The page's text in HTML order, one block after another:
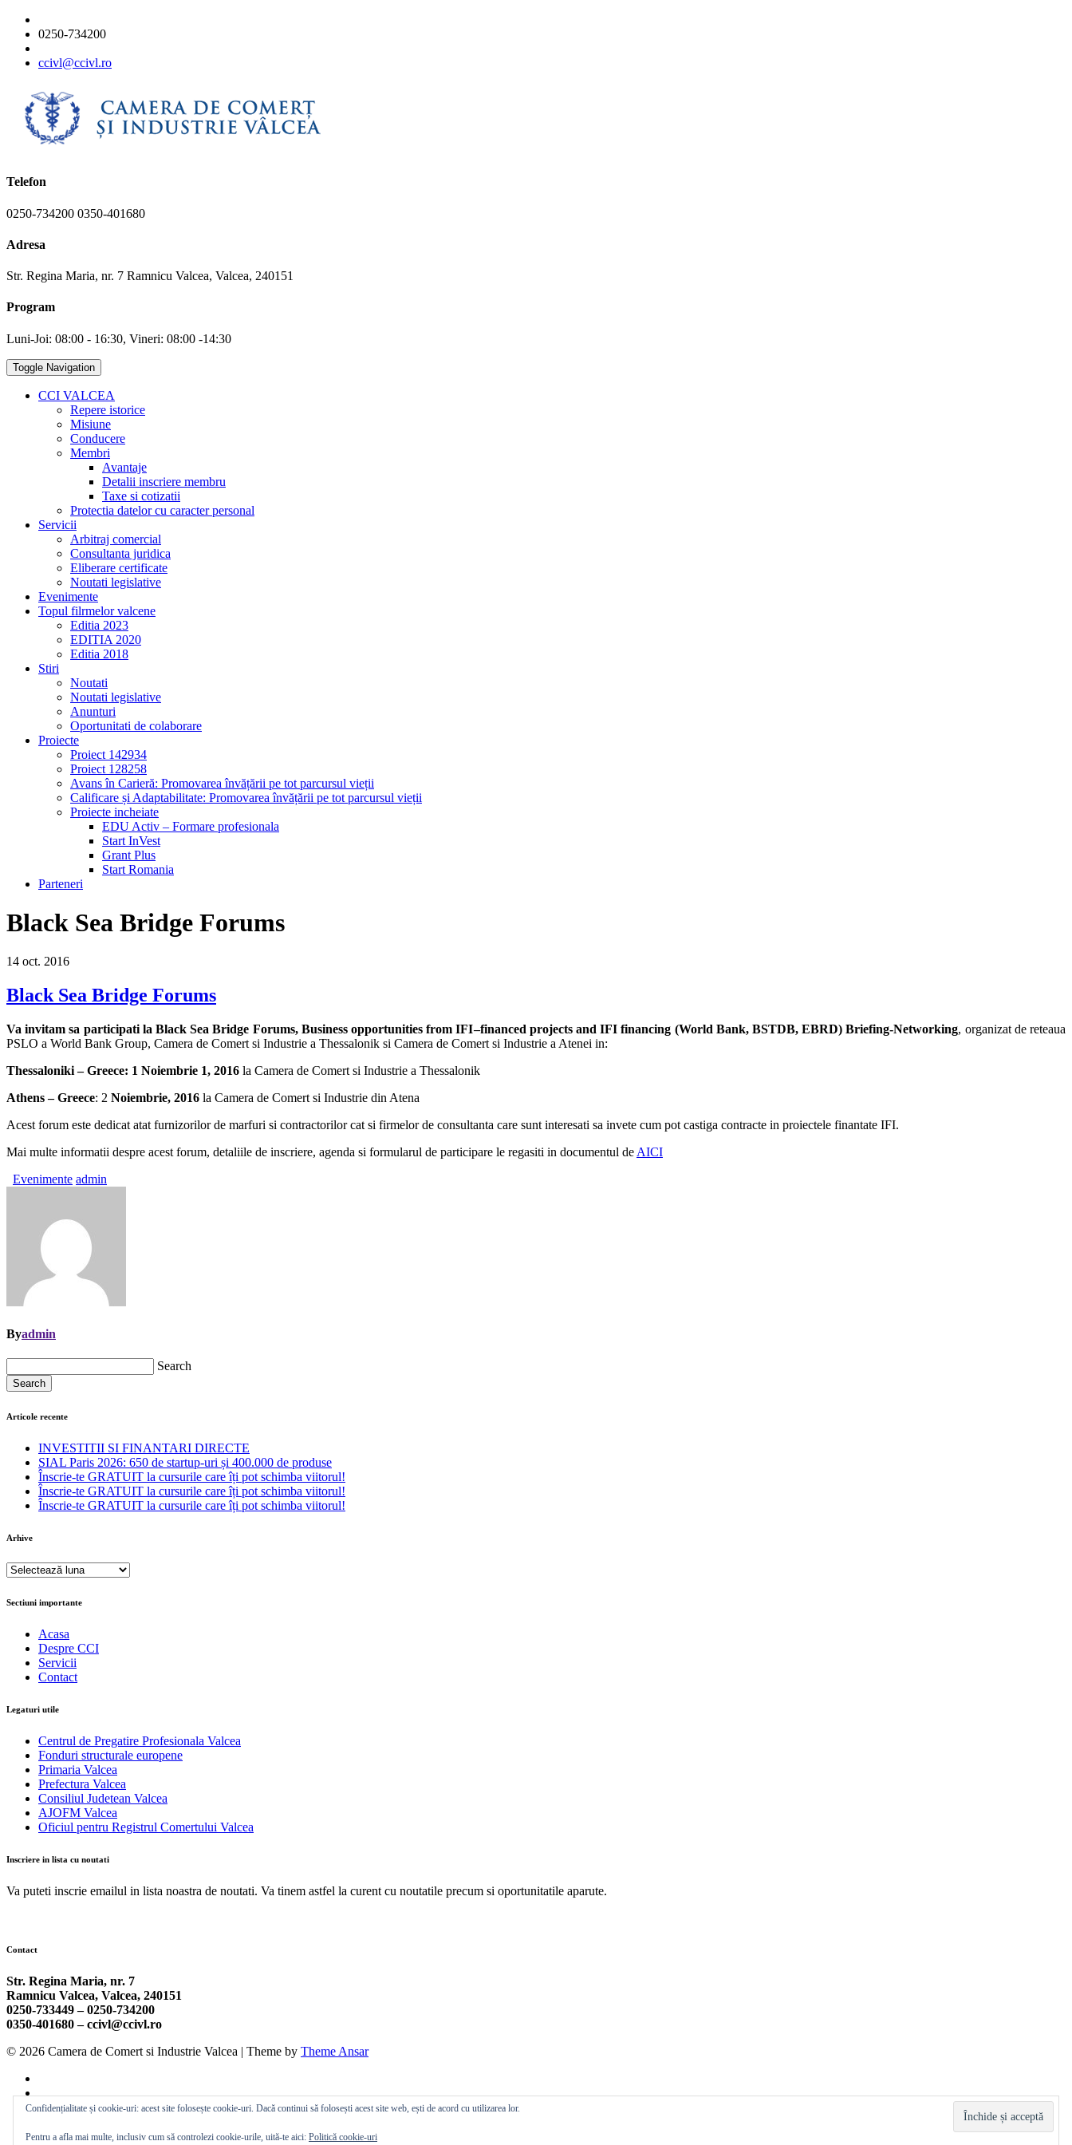
0250-734200
ccivl@ccivl.ro
Telefon
0250-734200 0350-401680
Adresa
Str. Regina Maria, nr. 7 Ramnicu Valcea, Valcea, 240151
Program
Luni-Joi: 08:00 - 16:30, Vineri: 08:00 -14:30
Toggle Navigation
CCI VALCEA
Repere istorice
Misiune
Conducere
Membri
Avantaje
Detalii inscriere membru
Taxe si cotizatii
Protectia datelor cu caracter personal
Servicii
Arbitraj comercial
Consultanta juridica
Eliberare certificate
Noutati legislative
Evenimente
Topul filrmelor valcene
Editia 2023
EDITIA 2020
Editia 2018
Stiri
Noutati
Noutati legislative
Anunturi
Oportunitati de colaborare
Proiecte
Proiect 142934
Proiect 128258
Avans în Carieră: Promovarea învățării pe tot parcursul vieții
Calificare și Adaptabilitate: Promovarea învățării pe tot parcursul vieții
Proiecte incheiate
EDU Activ – Formare profesionala
Start InVest
Grant Plus
Start Romania
Parteneri
Black Sea Bridge Forums
14 oct. 2016
Black Sea Bridge Forums
Va invitam sa participati la Black Sea Bridge Forums, Business opportunities from IFI–financed projects and IFI financing (World Bank, BSTDB, EBRD) Briefing-Networking, organizat de reteaua
PSLO a World Bank Group, Camera de Comert si Industrie a Thessalonik si Camera de Comert si Industrie a Atenei in:
Thessaloniki – Greece: 1 Noiembrie 1, 2016 la Camera de Comert si Industrie a Thessalonik
Athens – Greece: 2 Noiembrie, 2016 la Camera de Comert si Industrie din Atena
Acest forum este dedicat atat furnizorilor de marfuri si contractorilor cat si firmelor de consultanta care sunt interesati sa invete cum pot castiga contracte in proiectele finantate IFI.
Mai multe informatii despre acest forum, detaliile de inscriere, agenda si formularul de participare le regasiti in documentul de AICI
Evenimente admin
Byadmin
Search
Search
Articole recente
INVESTITII SI FINANTARI DIRECTE
SIAL Paris 2026: 650 de startup-uri și 400.000 de produse
Înscrie-te GRATUIT la cursurile care îți pot schimba viitorul!
Înscrie-te GRATUIT la cursurile care îți pot schimba viitorul!
Înscrie-te GRATUIT la cursurile care îți pot schimba viitorul!
Arhive
Arhive
Sectiuni importante
Acasa
Despre CCI
Servicii
Contact
Legaturi utile
Centrul de Pregatire Profesionala Valcea
Fonduri structurale europene
Primaria Valcea
Prefectura Valcea
Consiliul Judetean Valcea
AJOFM Valcea
Oficiul pentru Registrul Comertului Valcea
Inscriere in lista cu noutati
Va puteti inscrie emailul in lista noastra de noutati. Va tinem astfel la curent cu noutatile precum si oportunitatile aparute.
Contact
Str. Regina Maria, nr. 7
Ramnicu Valcea, Valcea, 240151
0250-733449 –0250-734200
0350-401680 –ccivl@ccivl.ro
© 2026 Camera de Comert si Industrie Valcea | Theme by Theme Ansar
Confidențialitate și cookie-uri: acest site folosește cookie-uri. Dacă continui să folosești acest site web, ești de acord cu utilizarea lor.
Pentru a afla mai multe, inclusiv cum să controlezi cookie-urile, uită-te aici: Politică cookie-uri